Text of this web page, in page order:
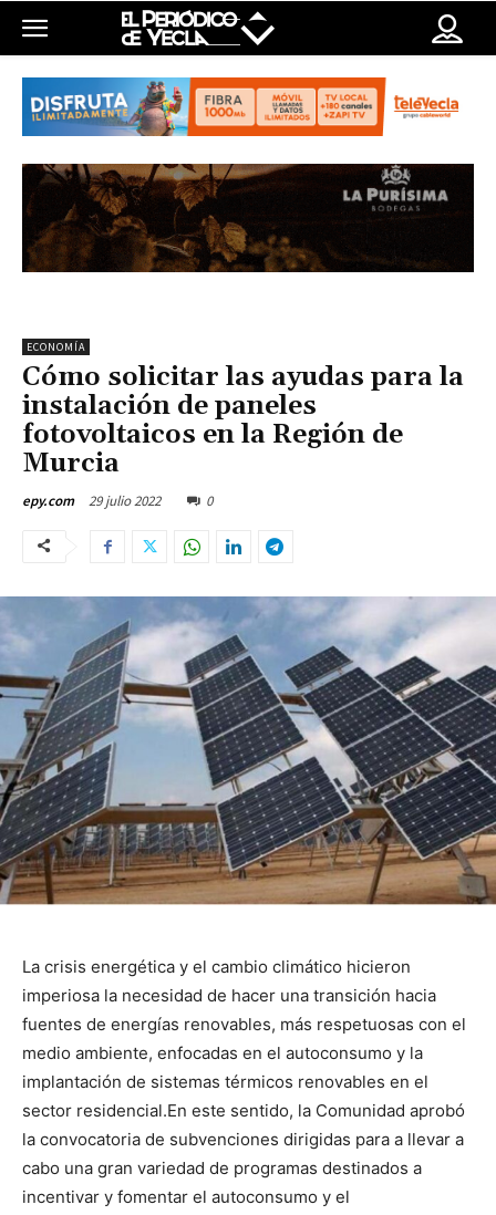
ECONOMÍA
Cómo solicitar las ayudas para la
instalación de paneles
fotovoltaicos en la Región de
Murcia
epy.com 29 julio 2022 0
La crisis energética y el cambio climático hicieron
imperiosa la necesidad de hacer una transición hacia
fuentes de energías renovables, más respetuosas con el
medio ambiente, enfocadas en el autoconsumo y la
implantación de sistemas térmicos renovables en el
sector residencial.En este sentido, la Comunidad aprobó
la convocatoria de subvenciones dirigidas para a llevar a
cabo una gran variedad de programas destinados a
incentivar y fomentar el autoconsumo y el